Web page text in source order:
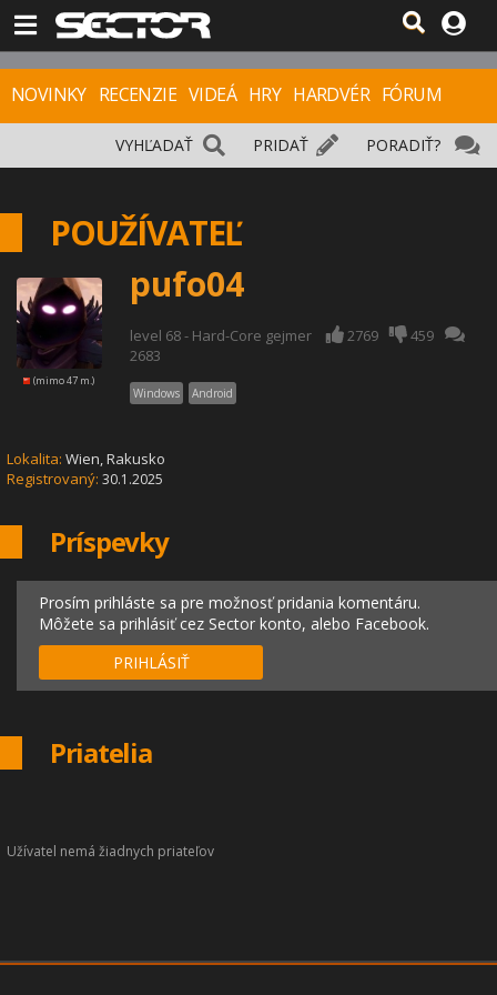
NOVINKY RECENZIE VIDEÁ HRY HARDVÉR FÓRUM
PORADIŤ?
PRIDAŤ
VYHĽADAŤ
POUŽÍVATEĽ
(mimo 47 m.)
pufo04
level 68 - Hard-Core gejmer 2769
459
2683
Windows Android
Lokalita: Wien,Rakusko
Registrovaný: 30.1.2025
Príspevky
Prosím prihláste sa pre možnosť pridania komentáru.
Môžete sa prihlásiť cez Sector konto, alebo Facebook.
PRIHLÁSIŤ
Priatelia
Užívatel nemá žiadnych priateľov